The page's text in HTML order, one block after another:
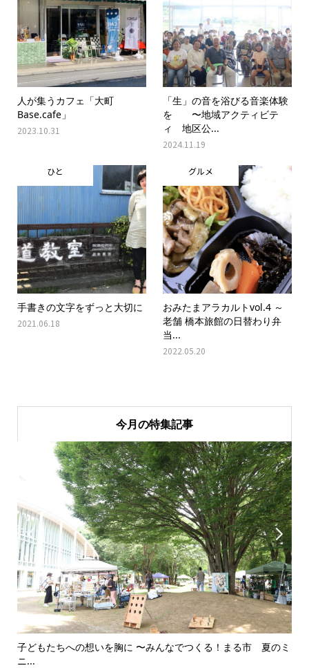
人が集うカフェ「大町
Base.cafe」
2023.10.31
「生」の音を浴びる音楽体験
を 〜地域アクティビテ
ィ 地区公...
2024.11.19
ひと
手書きの文字をずっと大切に
2021.06.18
グルメ
おみたまアラカルトvol.4 ～
老舗 橋本旅館の日替わり弁
当...
2022.05.20
今月の特集記事

子どもたちへの想いを胸に 〜みんなでつくる！まる市 夏のミ
ニ...
